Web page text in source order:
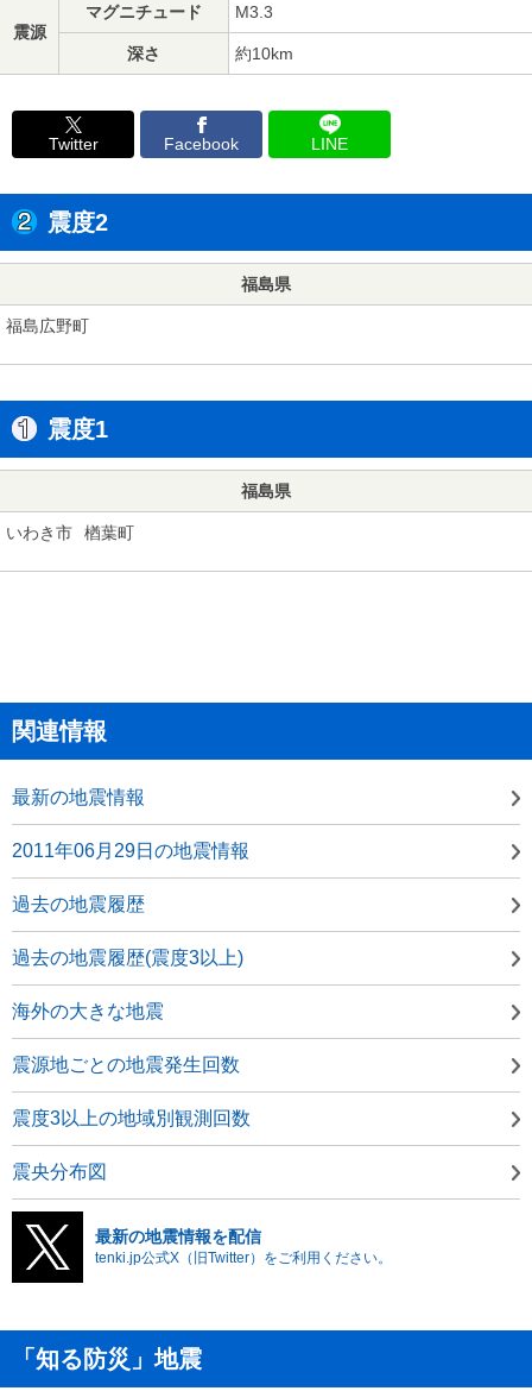
震源
マグニチュード M3.3
深さ 約10km
Twitter Facebook LINE
震度2
福島県
福島広野町
震度1
福島県
いわき市 楢葉町
関連情報
最新の地震情報
2011年06月29日の地震情報
過去の地震履歴
過去の地震履歴(震度3以上)
海外の大きな地震
震源地ごとの地震発生回数
震度3以上の地域別観測回数
震央分布図
最新の地震情報を配信
tenki.jp公式X（旧Twitter）をご利用ください。
「知る防災」地震